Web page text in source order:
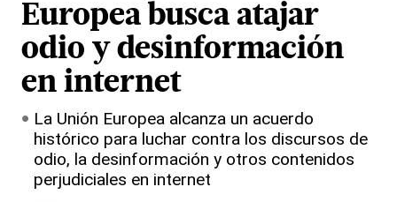
Europea busca atajar
odio y desinformación
en internet
La Unión Europea alcanza un acuerdo
histórico para luchar contra los discursos de
odio, la desinformación y otros contenidos
perjudiciales en internet